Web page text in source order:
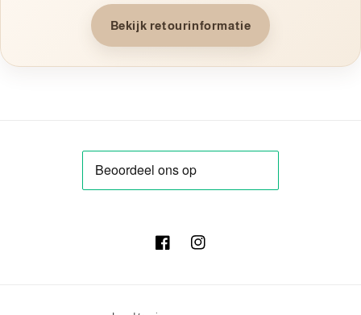
Bekijk retourinformatie
FacebookInstagram